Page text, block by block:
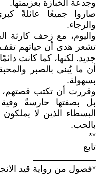
وجدعة الخبازة بعزيمتها.
صاروا جميعًا عائلةً
والرجاء.
واليوم، مع زحف كارثة
تشعر هدى أن حياتهم
جديد. لكنها، كما كانت
أن ما يُبنى بالصبر
بسهولة.
وقررت أن تكتب
بل بصفتها حارسةً وفية
البسطاء الذين لا
بالحب.
**
تابع
ـــــــــــــــــــــــــ
*فصول من رواية قيد